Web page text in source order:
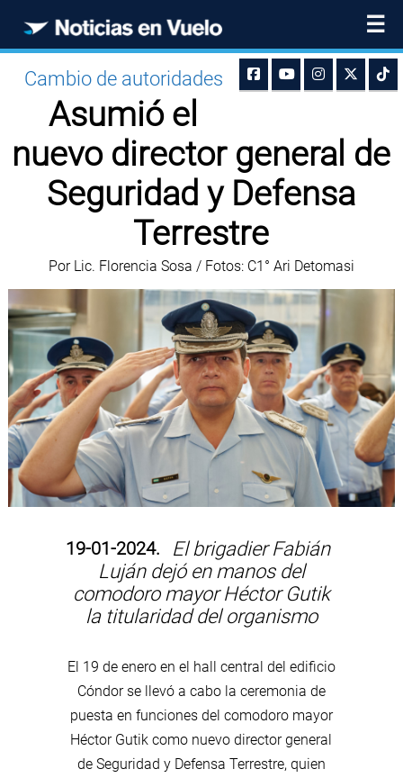
☰
Cambio de autoridades
Asumió el
nuevo director general de
Seguridad y Defensa
Terrestre
Por Lic. Florencia Sosa / Fotos: C1° Ari Detomasi
19-01-2024.
El brigadier Fabián
Luján dejó en manos del
comodoro mayor Héctor Gutik
la titularidad del organismo
El 19 de enero en el hall central del edificio
Cóndor se llevó a cabo la ceremonia de
puesta en funciones del comodoro mayor
Héctor Gutik como nuevo director general
de Seguridad y Defensa Terrestre, quien